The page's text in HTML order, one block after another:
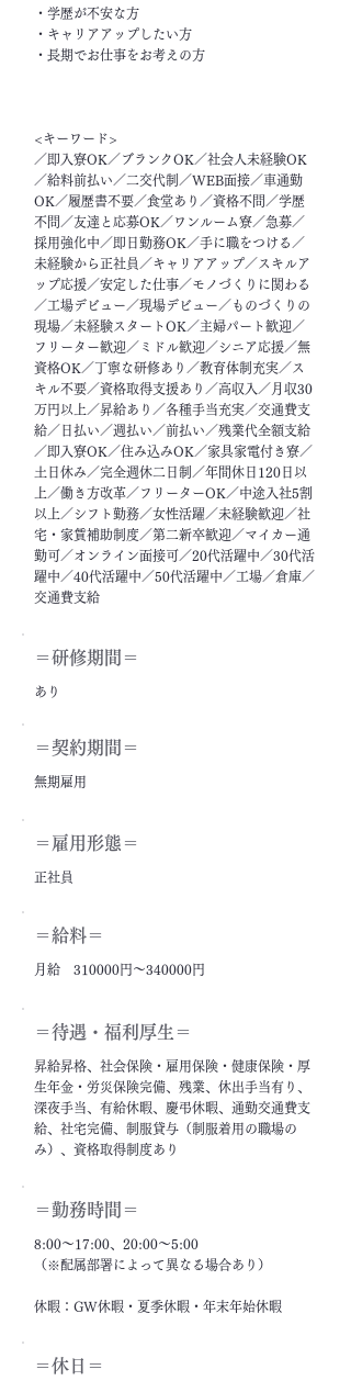
・学歴が不安な方
・キャリアアップしたい方
・長期でお仕事をお考えの方
<キーワード>
／即入寮OK／ブランクOK／社会人未経験OK
／給料前払い／二交代制／WEB面接／車通勤
OK／履歴書不要／食堂あり／資格不問／学歴
不問／友達と応募OK／ワンルーム寮／急募／
採用強化中／即日勤務OK／手に職をつける／
未経験から正社員／キャリアアップ／スキルア
ップ応援／安定した仕事／モノづくりに関わる
／工場デビュー／現場デビュー／ものづくりの
現場／未経験スタートOK／主婦パート歓迎／
フリーター歓迎／ミドル歓迎／シニア応援／無
資格OK／丁寧な研修あり／教育体制充実／ス
キル不要／資格取得支援あり／高収入／月収30
万円以上／昇給あり／各種手当充実／交通費支
給／日払い／週払い／前払い／残業代全額支給
／即入寮OK／住み込みOK／家具家電付き寮／
土日休み／完全週休二日制／年間休日120日以
上／働き方改革／フリーターOK／中途入社5割
以上／シフト勤務／女性活躍／未経験歓迎／社
宅・家賃補助制度／第二新卒歓迎／マイカー通
勤可／オンライン面接可／20代活躍中／30代活
躍中／40代活躍中／50代活躍中／工場／倉庫／
交通費支給
＝​研修期間＝
あり
＝契約期間＝
無期雇用
＝雇用形態＝
正社員
＝給料＝
月給 310000円～340000円
＝​待遇・福利厚生＝
昇給昇格、社会保険・雇用保険・健康保険・厚
生年金・労災保険完備、残業、休出手当有り、
深夜手当、有給休暇、慶弔休暇、通勤交通費支
給、社宅完備、制服貸与（制服着用の職場の
み）、資格取得制度あり
＝勤務時間＝
8:00～17:00、20:00～5:00
（※配属部署によって異なる場合あり）
休暇：GW休暇・夏季休暇・年末年始休暇
＝休日＝